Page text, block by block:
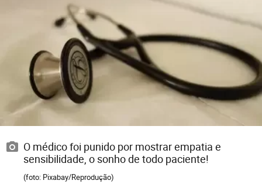
O médico foi punido por mostrar empatia e
sensibilidade, o sonho de todo paciente!
(foto: Pixabay/Reprodução)